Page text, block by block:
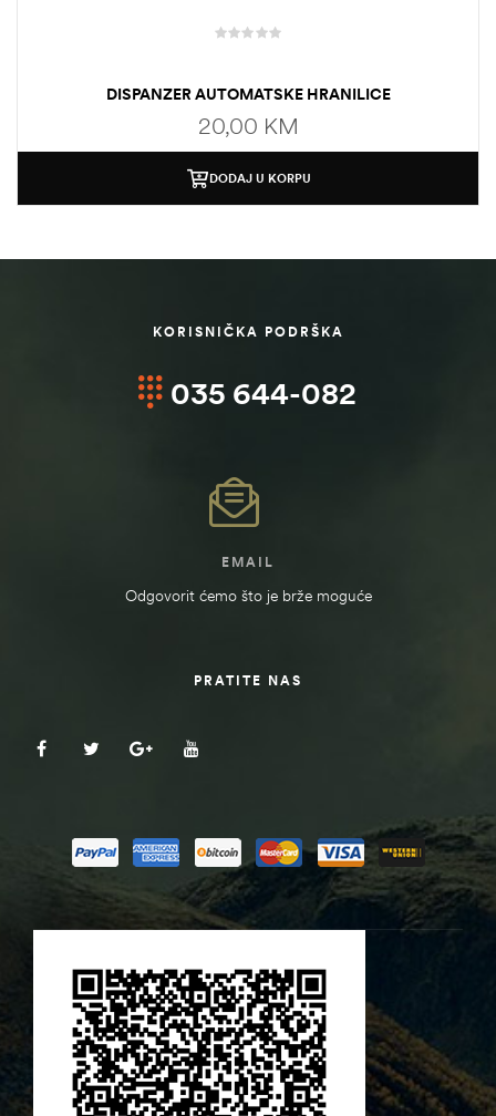
DISPANZER AUTOMATSKE HRANILICE
20,00 KM
DODAJ U KORPU
KORISNIČKA PODRŠKA
035 644-082
EMAIL
Odgovorit ćemo što je brže moguće
PRATITE NAS